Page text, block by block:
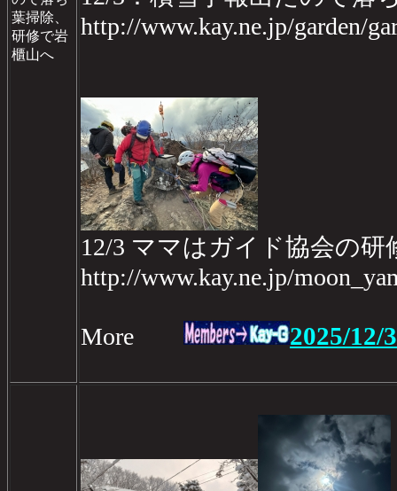
葉掃除、
研修で岩
櫃山へ
http://www.kay.ne.jp/garden/
12/3 ママはガイド協会の研
http://www.kay.ne.jp/
More 2025/12/3